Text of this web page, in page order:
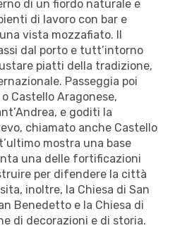
di un fiordo naturale e
di lavoro con bar e
vista mozzafiato. Il
dal porto e tutt’intorno
piatti della tradizione,
Passeggia poi
Castello Aragonese,
e goditi la
chiamato anche Castello
mostra una base
una delle fortificazioni
per difendere la città
inoltre, la Chiesa di San
Benedetto e la Chiesa di
di decorazioni e di storia.